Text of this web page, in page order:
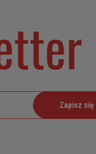
Zapisz się